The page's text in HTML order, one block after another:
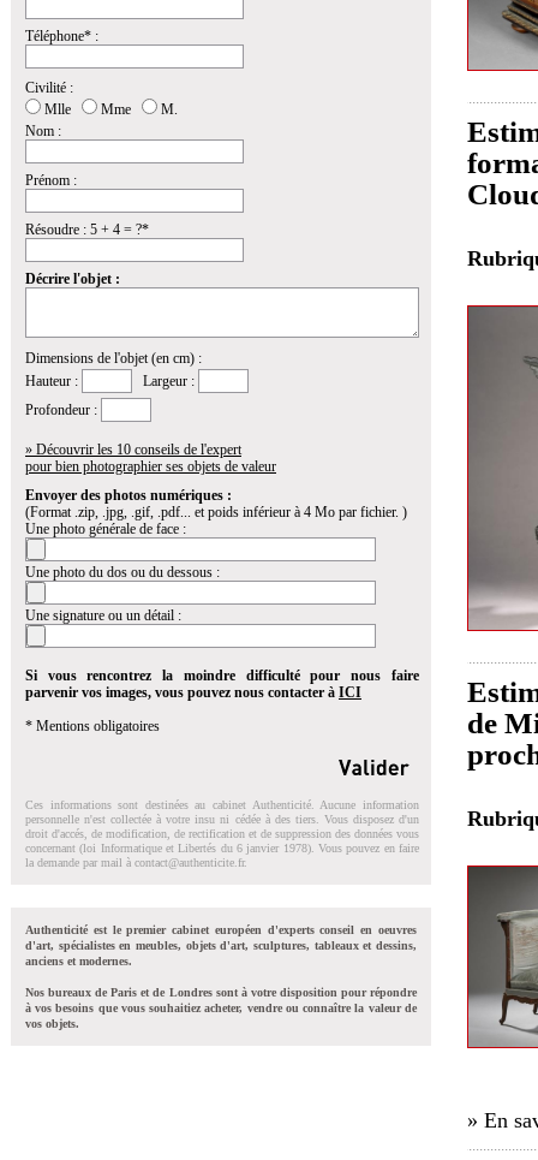
Téléphone* :
Civilité :
Mlle
Mme
M.
Nom :
Prénom :
Résoudre : 5 + 4 = ?*
Décrire l'objet :
Dimensions de l'objet (en cm) :
Hauteur :
Largeur :
Profondeur :
» Découvrir les 10 conseils de l'expert
pour bien photographier ses objets de valeur
Envoyer des photos numériques :
(Format .zip, .jpg, .gif, .pdf... et poids inférieur à 4 Mo par fichier. )
Une photo générale de face :
Une photo du dos ou du dessous :
Une signature ou un détail :
Si vous rencontrez la moindre difficulté pour nous faire
parvenir vos images, vous pouvez nous contacter à ICI
* Mentions obligatoires
Ces informations sont destinées au cabinet Authenticité. Aucune information
personnelle n'est collectée à votre insu ni cédée à des tiers. Vous disposez d'un
droit d'accés, de modification, de rectification et de suppression des données vous
concernant (loi Informatique et Libertés du 6 janvier 1978). Vous pouvez en faire
la demande par mail à contact@authenticite.fr.
Authenticité est le premier cabinet européen d'experts conseil en oeuvres
d'art, spécialistes en meubles, objets d'art, sculptures, tableaux et dessins,
anciens et modernes.
Nos bureaux de Paris et de Londres sont à votre disposition pour répondre
à vos besoins que vous souhaitiez acheter, vendre ou connaître la valeur de
vos objets.
de
» En